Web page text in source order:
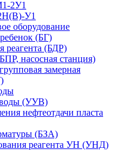
2У1
У1
оборудование
(БГ)
реагента (БДР)
насосная станция)
замерная
воды (УУВ)
нефтеотдачи пласта
(БЗА)
реагента УН (УНД)